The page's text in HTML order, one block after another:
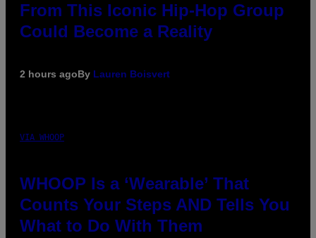
From This Iconic Hip-Hop Group
Could Become a Reality
2 hours agoBy Lauren Boisvert
VIA WHOOP
WHOOP Is a ‘Wearable’ That
Counts Your Steps AND Tells You
What to Do With Them